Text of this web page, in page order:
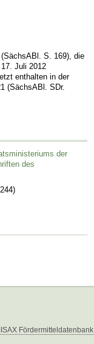
S. 169), die
Juli 2012
enthalten in der
(SächsABl. SDr.
der
des
Fördermitteldatenbank